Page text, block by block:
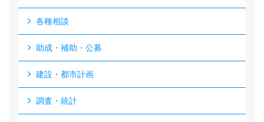
各種相談
助成・補助・公募
建設・都市計画
調査・統計